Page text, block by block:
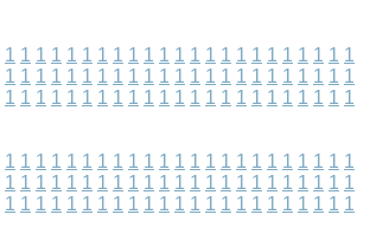
1 1 1 1 1 1 1 1 1 1 1 1 1 1 1 1 1 1 1 1 1 1 1
1 1 1 1 1 1 1 1 1 1 1 1 1 1 1 1 1 1 1 1 1 1 1
1 1 1 1 1 1 1 1 1 1 1 1 1 1 1 1 1 1 1 1 1 1 1
1 1 1 1 1 1 1 1 1 1 1 1 1 1 1 1 1 1 1 1 1 1 1
1 1 1 1 1 1 1 1 1 1 1 1 1 1 1 1 1 1 1 1 1 1 1
1 1 1 1 1 1 1 1 1 1 1 1 1 1 1 1 1 1 1 1 1 1 1